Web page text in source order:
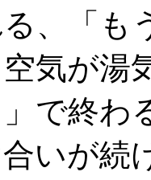
、「も
気が湯
で終わ
いが続